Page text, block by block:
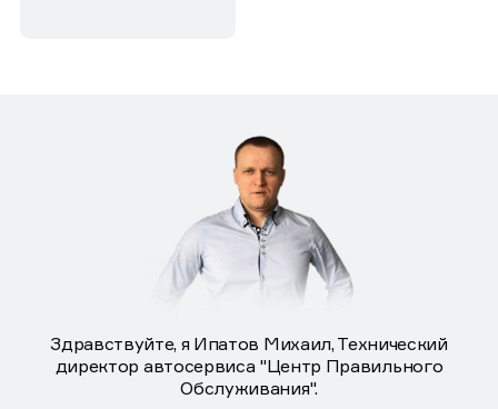
Здравствуйте, я Ипатов Михаил, Технический
директор автосервиса "Центр Правильного
Обслуживания".